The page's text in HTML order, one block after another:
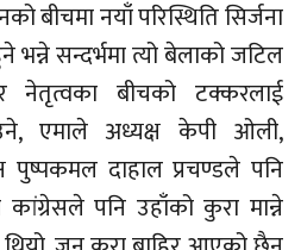
बीचमा नयाँ परिस्थिति सिर्जना
सन्दर्भमा त्यो बेलाको जटिल
नेतृत्वका बीचको टक्करलाई
एमाले अध्यक्ष केपी ओली,
पुष्पकमल दाहाल प्रचण्डले पनि
कांग्रेसले पनि उहाँको कुरा मान्ने